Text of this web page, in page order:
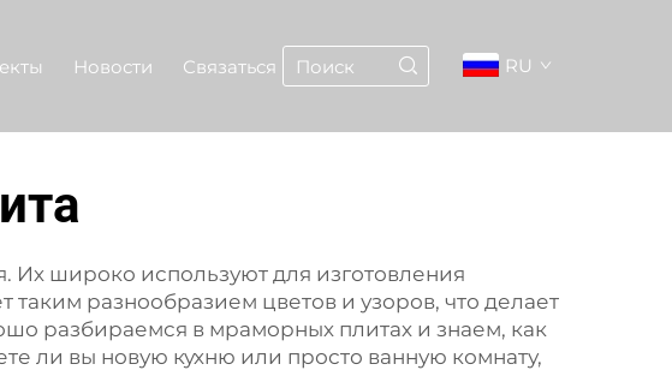
Новости Связаться RU
широко используют для изготовления
разнообразием цветов и узоров, что делает
разбираемся в мраморных плитах и знаем, как
ли вы новую кухню или просто ванную комнату,